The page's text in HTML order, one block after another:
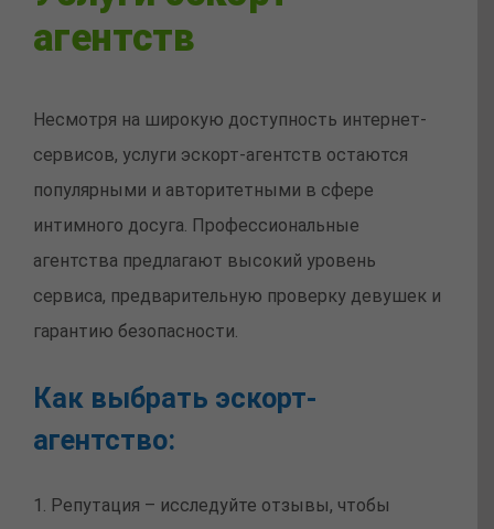
агентств
Несмотря на широкую доступность интернет-
сервисов, услуги эскорт-агентств остаются
популярными и авторитетными в сфере
интимного досуга. Профессиональные
агентства предлагают высокий уровень
сервиса, предварительную проверку девушек и
гарантию безопасности.
Как выбрать эскорт-
агентство:
1. Репутация – исследуйте отзывы, чтобы